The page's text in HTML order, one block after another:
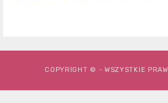
COPYRIGHT © - WSZYSTKIE